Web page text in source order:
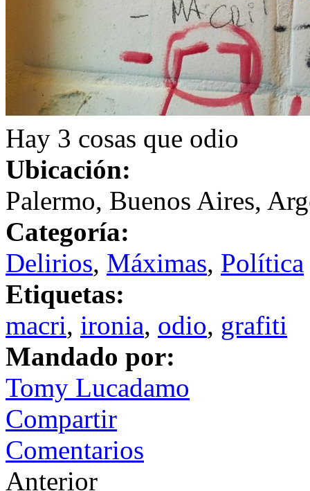
Hay 3 cosas que odio
Ubicación:
Palermo, Buenos Aires,
Categoría:
Delirios, Máximas, Política
Etiquetas:
macri, ironia, odio, grafiti
Mandado por:
Tomy Lucadamo
Compartir
Comentarios
Anterior